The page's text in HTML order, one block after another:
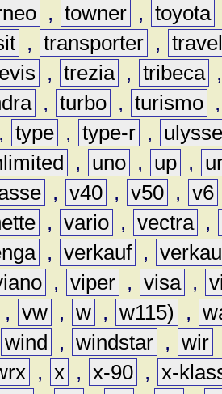
, towner , toyota
, transporter ,
, trezia , tribeca
, turbo , turismo
, type , type-r ,
, uno , up ,
, v40 , v50 , v6
, vario , vectra ,
, verkauf ,
, viper , visa ,
, vw , w , w115) ,
wind , windstar , wir
, x , x-90 , x-